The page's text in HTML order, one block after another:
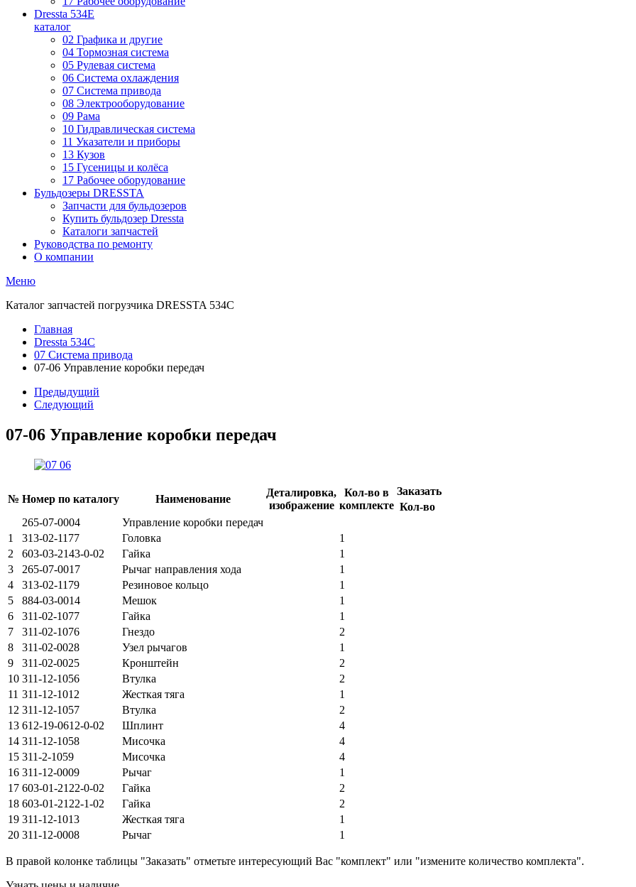
Dressta 534E
каталог
02 Графика и другие
04 Тормозная система
05 Рулевая система
06 Система охлаждения
07 Система привода
08 Электрооборудование
09 Рама
10 Гидравлическая система
11 Указатели и приборы
13 Кузов
15 Гусеницы и колёса
17 Рабочее оборудование
Бульдозеры DRESSTA
Запчасти для бульдозеров
Купить бульдозер Dressta
Каталоги запчастей
Руководства по ремонту
О компании
Меню
Каталог запчастей погрузчика DRESSTA 534C
Главная
Dressta 534C
07 Система привода
07-06 Управление коробки передач
Предыдущий
Следующий
07-06 Управление коробки передач
№ Номер по каталогу Наименование
Деталировка,
изображение
Кол-во в
комплекте
Заказать
Кол-во
265-07-0004
Управление коробки передач
1
313-02-1177 Головка
1
2
603-03-2143-0-02 Гайка
1
3
265-07-0017 Рычаг направления хода
1
4
313-02-1179 Резиновое кольцо
1
5
884-03-0014 Мешок
1
6
311-02-1077 Гайка
1
7
311-02-1076 Гнездо
2
8
311-02-0028 Узел рычагов
1
9
311-02-0025 Кронштейн
2
10 311-12-1056 Втулка
2
11 311-12-1012 Жесткая тяга
1
12 311-12-1057 Втулка
2
13 612-19-0612-0-02 Шплинт
4
14 311-12-1058 Мисочка
4
15 311-2-1059 Мисочка
4
16 311-12-0009 Рычаг
1
17 603-01-2122-0-02 Гайка
2
18 603-01-2122-1-02 Гайка
2
19 311-12-1013 Жесткая тяга
1
20 311-12-0008 Рычаг 1
В правой колонке таблицы "Заказать" отметьте интересующий Вас "комплект" или "измените количество комплекта".